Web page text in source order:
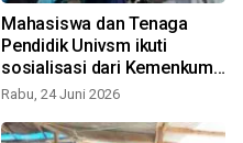
Mahasiswa dan Tenaga
Pendidik Univsm ikuti
sosialisasi dari Kemenkum
RI
Rabu, 24 Juni 2026